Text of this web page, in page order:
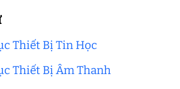
Thiết Bị Tin Học
Thiết Bị Âm Thanh